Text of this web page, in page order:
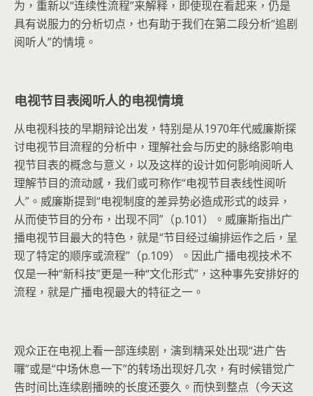
为，重新以“连续性流程”来解释，即使现在看起来，仍是
具有说服力的分析切点，也有助于我们在第二段分析“追剧
阅听人”的情境。
电视节目表阅听人的电视情境
从电视科技的早期辩论出发，特别是从1970年代威廉斯探
讨电视节目流程的分析中，理解社会与历史的脉络影响电
视节目表的概念与意义，以及这样的设计如何影响阅听人
理解节目的流动感，我们或可称作“电视节目表线性阅听
人”。威廉斯提到“电视制度的差异势必造成形式的歧异，
从而使节目的分布，出现不同”（p.101）。威廉斯指出广
播电视节目最大的特色，就是“节目经过编排运作之后，呈
现了特定的顺序或流程”（p.109）。因此广播电视技术不
仅是一种“新科技”更是一种“文化形式”，这种事先安排好的
流程，就是广播电视最大的特征之一。
观众正在电视上看一部连续剧，演到精采处出现“进广告
囉”或是“中场休息一下”的转场出现好几次，有时候错觉广
告时间比连续剧播映的长度还要久。而快到整点（今天这